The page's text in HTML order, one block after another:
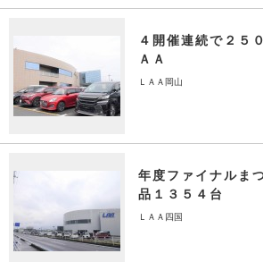
４開催連続で２５
ＡＡ
ＬＡＡ岡山
年度ファイナルま
品１３５４台
ＬＡＡ四国